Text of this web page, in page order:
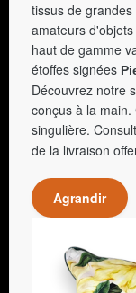
tissus de
amateurs
haut de gamme
étoffes signées
Découvrez notre
conçus à la
singulière.
de la livraison
Agrandir